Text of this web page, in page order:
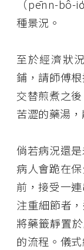
（pēnn-
種景況。
至於經濟狀
鋪，請師傅
交替煎煮之
苦澀的藥湯
倘若病況還
病人會跪在
前，接受一
注重細節者
將藥籤靜置
的流程。儀